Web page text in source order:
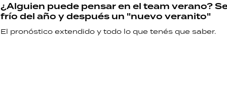
¿Alguien puede pensar en el team verano?
frío del año y después un "nuevo veranito"
El pronóstico extendido y todo lo que tenés que saber.